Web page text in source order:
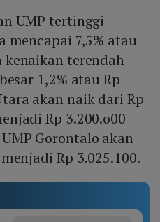
UMP tertinggi
7,5% atau
kenaikan terendah
1,2% atau Rp
akan naik dari Rp
Rp 3.200.o00
Gorontalo akan
Rp 3.025.100.